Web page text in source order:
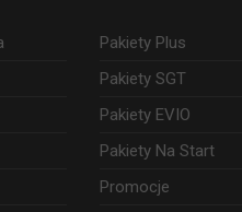
Pakiety Plus
Pakiety SGT
Pakiety EVIO
Pakiety Na Start
Promocje